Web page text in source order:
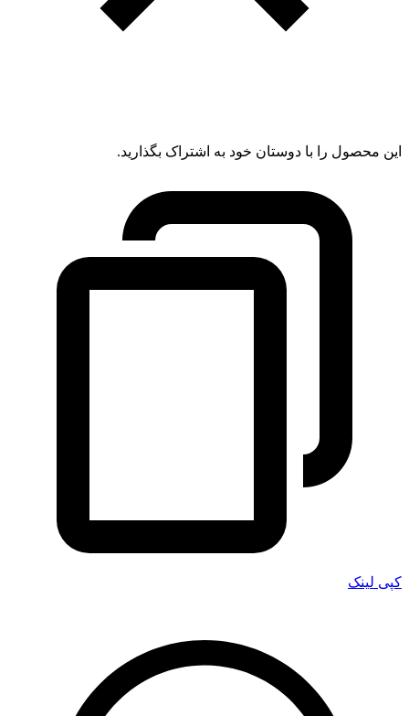
این محصول را با دوستان خود به اشتراک بگذارید.
کپی لینک